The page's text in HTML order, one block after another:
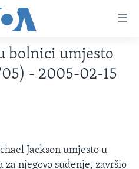
bolnici umjesto
- 2005-02-15
Jackson umjesto u
njegovo suđenje, završio